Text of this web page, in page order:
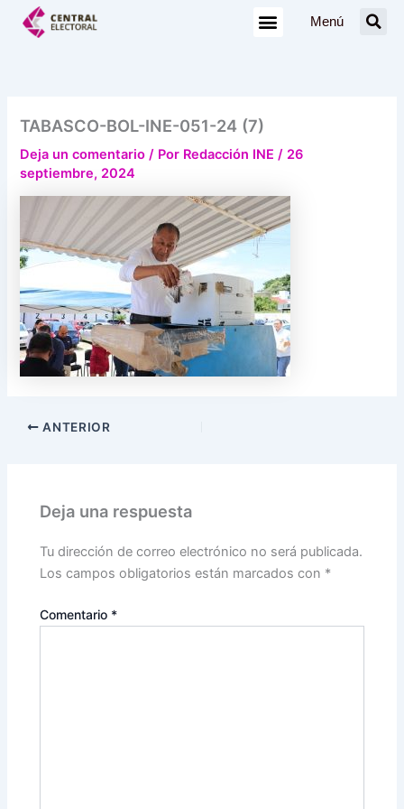
Menú
TABASCO-BOL-INE-051-24 (7)
Deja un comentario / Por Redacción INE/ 26
septiembre, 2024
ANTERIOR
Deja una respuesta
Tu dirección de correo electrónico no será publicada.
Los campos obligatorios están marcados con *
Comentario *